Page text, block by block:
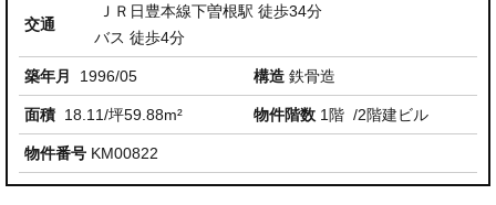
交通
ＪＲ日豊本線下曽根駅 徒歩34分
バス 徒歩4分
築年月 1996/05 構造 鉄骨造
面積 18.11/坪59.88m² 物件階数 1階 /2階建ビル
物件番号 KM00822